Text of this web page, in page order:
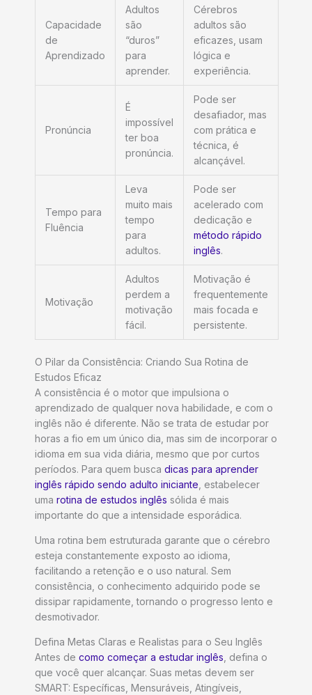
Capacidade
de
Aprendizado
Adultos
são
“duros”
para
aprender.
Cérebros
adultos são
eficazes, usam
lógica e
experiência.
Pronúncia
É
impossível
ter boa
pronúncia.
Pode ser
desafiador, mas
com prática e
técnica, é
alcançável.
Tempo para
Fluência
Leva
muito mais
tempo
para
adultos.
Pode ser
acelerado com
dedicação e
método rápido
inglês.
Motivação
Adultos
perdem a
motivação
fácil.
Motivação é
frequentemente
mais focada e
persistente.
O Pilar da Consistência: Criando Sua Rotina de
Estudos Eficaz
A consistência é o motor que impulsiona o
aprendizado de qualquer nova habilidade, e com o
inglês não é diferente. Não se trata de estudar por
horas a fio em um único dia, mas sim de incorporar o
idioma em sua vida diária, mesmo que por curtos
períodos. Para quem busca dicas para aprender
inglês rápido sendo adulto iniciante, estabelecer
uma rotina de estudos inglês sólida é mais
importante do que a intensidade esporádica.
Uma rotina bem estruturada garante que o cérebro
esteja constantemente exposto ao idioma,
facilitando a retenção e o uso natural. Sem
consistência, o conhecimento adquirido pode se
dissipar rapidamente, tornando o progresso lento e
desmotivador.
Defina Metas Claras e Realistas para o Seu Inglês
Antes de como começar a estudar inglês, defina o
que você quer alcançar. Suas metas devem ser
SMART: Específicas, Mensuráveis, Atingíveis,